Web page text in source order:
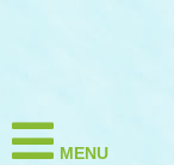
MENU